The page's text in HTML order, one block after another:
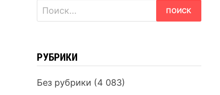
Найти:
РУБРИКИ
Без рубрики (4 083)